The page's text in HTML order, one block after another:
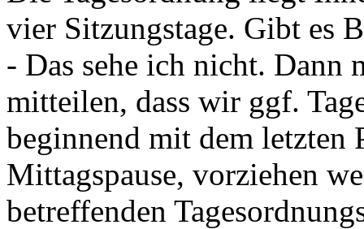
vier Sitzungstage. Gibt es
- Das sehe ich nicht. Dann
mitteilen, dass wir ggf.
beginnend mit dem letzten
Mittagspause, vorziehen
betreffenden